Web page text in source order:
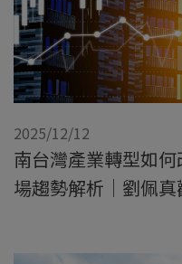
2025/12/12
南台灣產業轉型如
場趨勢解析｜劉佩真